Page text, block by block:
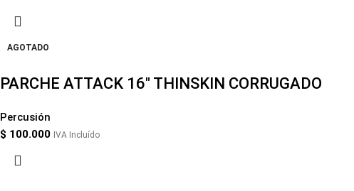
AGOTADO
PARCHE ATTACK 16″ THINSKIN CORRUGADO
Percusión
$ 100.000 IVA Incluído